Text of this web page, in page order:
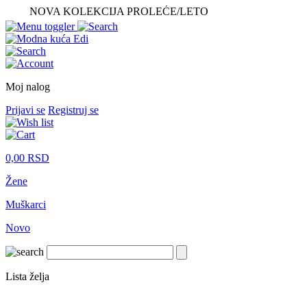
NOVA KOLEKCIJA PROLEĆE/LETO
Moj nalog
Prijavi se Registruj se
0,00 RSD
Žene
Muškarci
Novo
Lista želja